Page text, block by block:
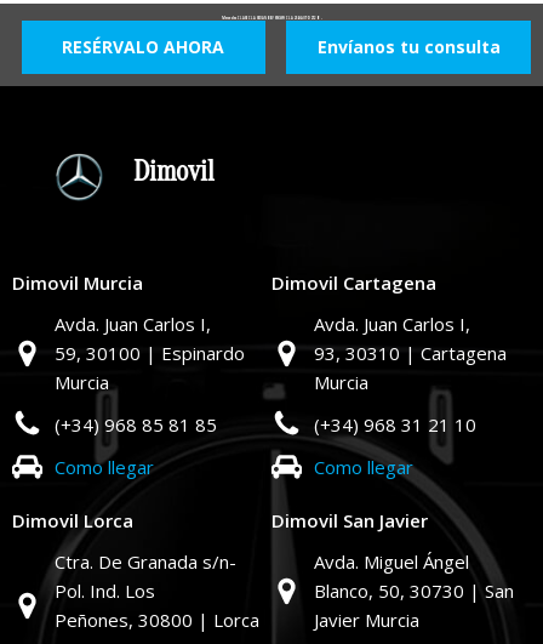
Mercedes CLASE CLA SEDAN BEV 85KWH CLA 250+ AUTO 272 4P -
RESÉRVALO AHORA Envíanos tu consulta
Dimovil
Dimovil Murcia
Avda. Juan Carlos I,
59, 30100 | Espinardo
Murcia
(+34) 968 85 81 85
Como llegar
Dimovil Cartagena
Avda. Juan Carlos I,
93, 30310 | Cartagena
Murcia
(+34) 968 31 21 10
Como llegar
Dimovil Lorca
Ctra. De Granada s/n-
Pol. Ind. Los
Peñones, 30800 | Lorca
Dimovil San Javier
Avda. Miguel Ángel
Blanco, 50, 30730 | San
Javier Murcia